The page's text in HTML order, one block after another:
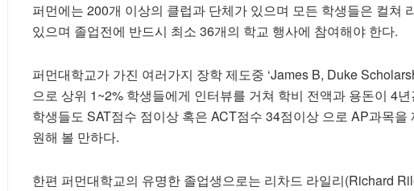
퍼먼에는 200개 이상의 클럽과 단체가 있으며 모든 학생들은 컬쳐
있으며 졸업전에 반드시 최소 36개의 학교 행사에 참여해야 한다.
퍼먼대학교가 가진 여러가지 장학 제도중 ‘James B, Duke
으로 상위 1~2% 학생들에게 인터뷰를 거쳐 학비 전액과 용돈이 4
학생들도 SAT점수 점이상 혹은 ACT점수 34점이상 으로 AP과목을
원해 볼 만하다.
한편 퍼먼대학교의 유명한 졸업생으로는 리차드 라일리(Richard